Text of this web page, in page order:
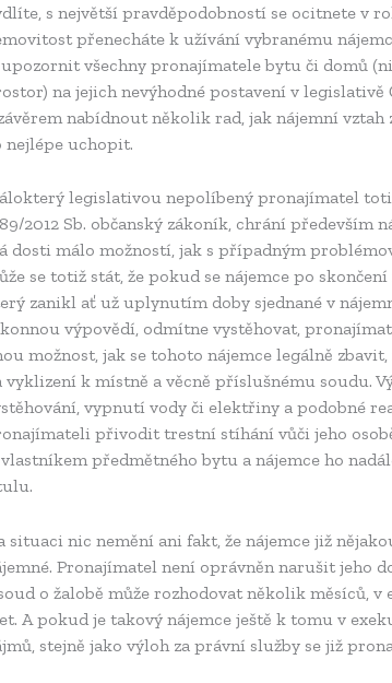
s největší pravděpodobností se ocitnete v
přenecháte k užívání vybranému
všechny pronajímatele bytu či domů
na jejich nevýhodné postavení v legislativě
nabídnout několik rad, jak nájemní
nejlépe uchopit.
legislativou nepolíbený pronajímatel
2012 Sb. občanský zákoník, chrání především
dosti málo možností, jak s případným
se totiž stát, že pokud se nájemce po
zanikl ať už uplynutím doby sjednané v
výpovědí, odmítne vystěhovat,
možnost, jak se tohoto nájemce legálně
vyklizení k místně a věcně příslušnému soudu.
vypnutí vody či elektřiny a podobné
přivodit trestní stíhání vůči jeho
předmětného bytu a nájemce ho
situaci nic nemění ani fakt, že nájemce již
Pronajímatel není oprávněn narušit jeho
o žalobě může rozhodovat několik měsíců,
A pokud je takový nájemce ještě k tomu v
stejně jako výloh za právní služby se již